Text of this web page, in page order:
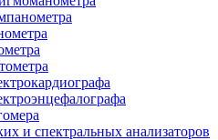
и спектральных анализаторов